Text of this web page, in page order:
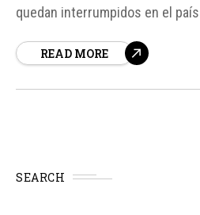
quedan interrumpidos en el
luego de que un banco
READ MORE
SEARCH